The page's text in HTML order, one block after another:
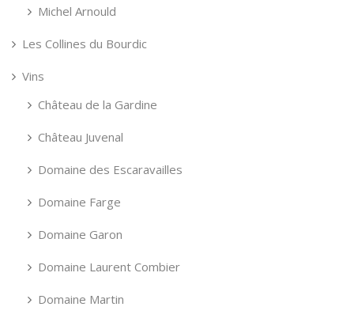
Michel Arnould
Les Collines du Bourdic
Vins
Château de la Gardine
Château Juvenal
Domaine des Escaravailles
Domaine Farge
Domaine Garon
Domaine Laurent Combier
Domaine Martin